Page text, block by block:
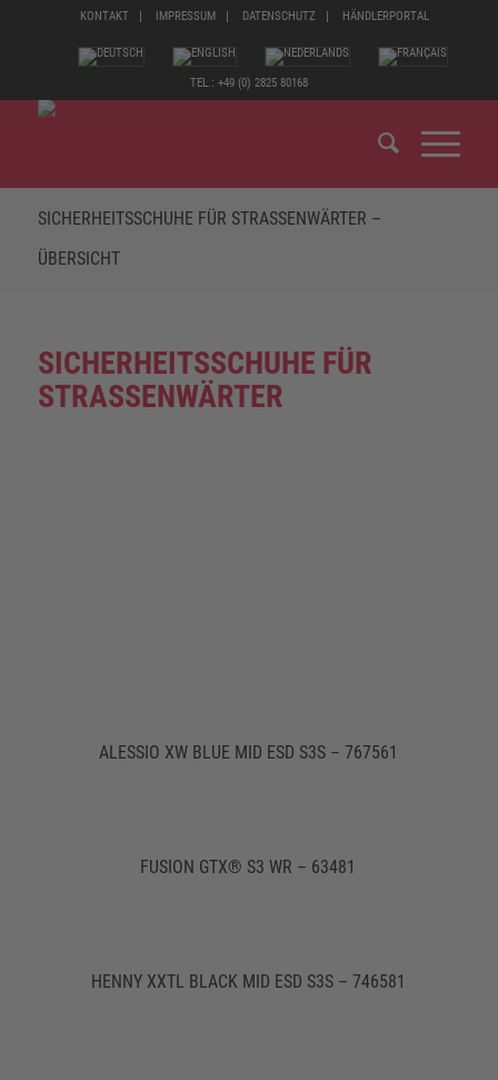
KONTAKT IMPRESSUM DATENSCHUTZ HÄNDLERPORTAL
TEL.: +49 (0) 2825 80168
SICHERHEITSSCHUHE FÜR STRASSENWÄRTER – Ü
BERSICHT
SICHERHEITSSCHUHE FÜR
STRASSENWÄRTER
ALESSIO XW BLUE MID ESD S3S – 767561
FUSION GTX® S3 WR – 63481
HENNY XXTL BLACK MID ESD S3S – 746581